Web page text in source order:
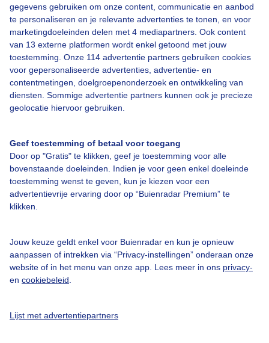
gegevens gebruiken om onze content, communicatie en aanbod
te personaliseren en je relevante advertenties te tonen, en voor
marketingdoeleinden delen met 4 mediapartners. Ook content
van 13 externe platformen wordt enkel getoond met jouw
toestemming. Onze 114 advertentie partners gebruiken cookies
voor gepersonaliseerde advertenties, advertentie- en
contentmetingen, doelgroepenonderzoek en ontwikkeling van
diensten. Sommige advertentie partners kunnen ook je precieze
geolocatie hiervoor gebruiken.
Geef toestemming of betaal voor toegang
Door op "Gratis" te klikken, geef je toestemming voor alle
bovenstaande doeleinden. Indien je voor geen enkel doeleinde
toestemming wenst te geven, kun je kiezen voor een
advertentievrije ervaring door op “Buienradar Premium” te
klikken.
Jouw keuze geldt enkel voor Buienradar en kun je opnieuw
aanpassen of intrekken via “Privacy-instellingen” onderaan onze
website of in het menu van onze app. Lees meer in ons privacy-
en cookiebeleid
Lijst met advertentiepartners
Over Buienradar
Contact
Toegankelijkheid
Gebruikersvoorwaarden
Buienradar Team
Privacy beleid
Cookie beleid
Gratis weerdata